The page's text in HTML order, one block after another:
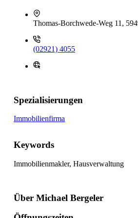
Thomas-Borchwede-Weg 11,
(02921) 4055
Spezialisierungen
Immobilienfirma
Keywords
Immobilienmakler, Hausverwaltung
Über Michael Bergeler